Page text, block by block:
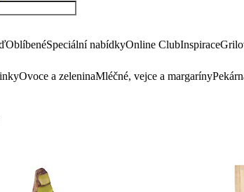
OblíbenéSpeciální nabídkyOnline ClubInspirace
Ovoce a zeleninaMléčné, vejce a margaríny